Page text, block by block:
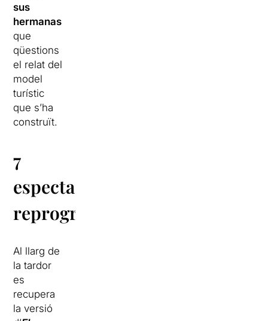
sus
hermanas
que
qüestions
el relat del
model
turístic
que s’ha
construït.
7
espectacles
reprogramats
Al llarg de
la tardor
es
recupera
la versió